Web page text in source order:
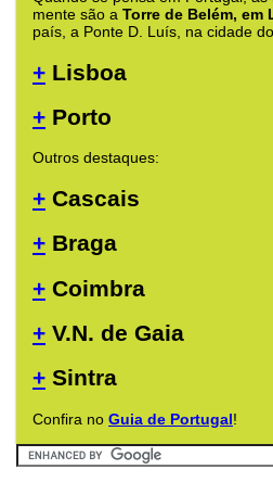
mente são a Torre de Belém, em
país, a Ponte D. Luís, na cidade
+ Lisboa
+ Porto
Outros destaques:
+ Cascais
+ Braga
+ Coimbra
+ V.N. de Gaia
+ Sintra
Confira no Guia de Portugal!